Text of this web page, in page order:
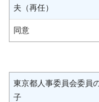
夫（再任）
同意
東京都人事委員会委員
子